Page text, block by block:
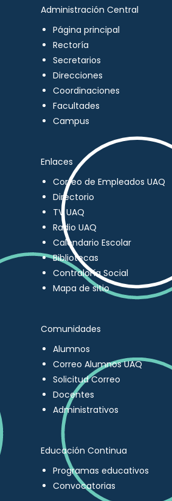
Administración Central
Página principal
Rectoría
Secretarios
Direcciones
Coordinaciones
Facultades
Campus
Enlaces
Correo de Empleados UAQ
Directorio
TV UAQ
Radio UAQ
Calendario Escolar
Bibliotecas
Contraloría Social
Mapa de sitio
Comunidades
Alumnos
Correo Alumnos UAQ
Solicitud Correo
Docentes
Administrativos
Educación Continua
Programas educativos
Convocatorias